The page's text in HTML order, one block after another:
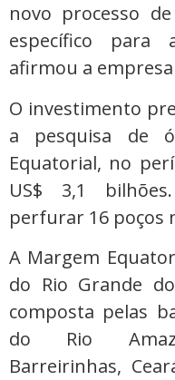
novo processo
específico para
afirmou a
O investimento
a pesquisa de
Equatorial, no
US$ 3,1
perfurar 16 poços
A Margem
do Rio Grande
composta pelas
do Rio
Barreirinhas,